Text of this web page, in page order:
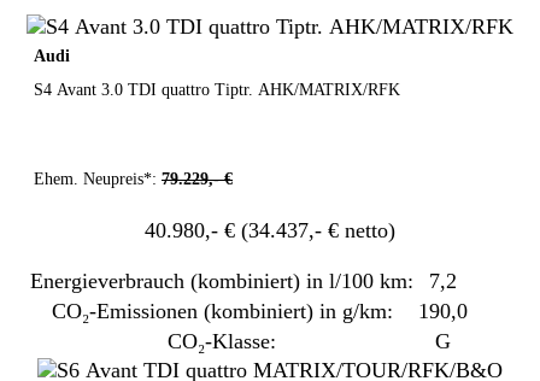
Audi
S4 Avant 3.0 TDI quattro Tiptr. AHK/MATRIX/RFK
Ehem. Neupreis*: 79.229,- €
40.980,- € (34.437,- € netto)
Energieverbrauch (kombiniert) in l/100 km:
7,2
CO₂-Emissionen (kombiniert) in g/km:
190,0
CO₂-Klasse:
G